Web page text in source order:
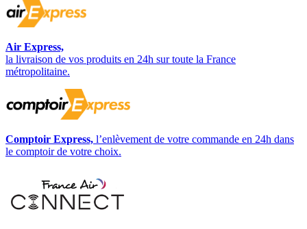
Air Express,
la livraison de vos produits en 24h sur toute la France
métropolitaine.
Comptoir Express, l’enlèvement de votre commande en 24h dans
le comptoir de votre choix.